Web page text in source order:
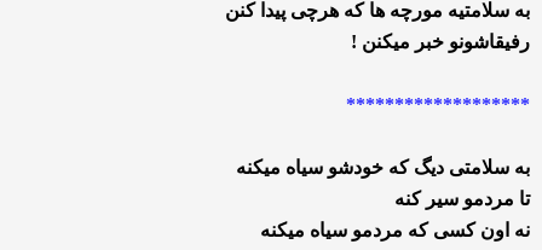
به سلامتیه مورچه ها که هرچی پیدا کنن
رفیقاشونو خبر میکنن !
*******************
به سلامتی دیگ که خودشو سیاه میکنه
تا مردمو سیر کنه
نه اون کسی که مردمو سیاه میکنه